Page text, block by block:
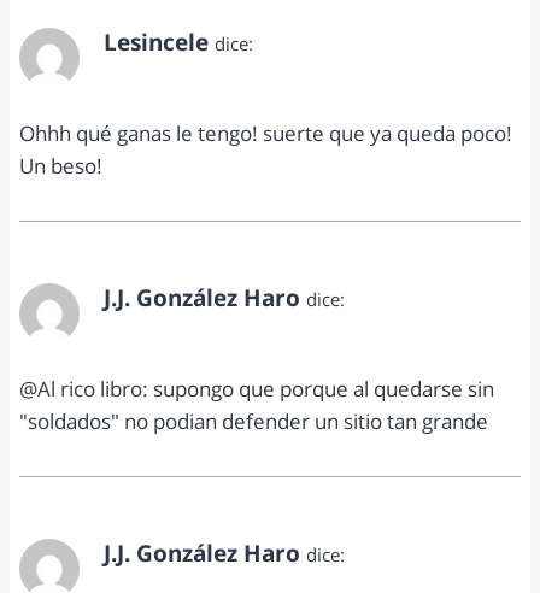
Lesincele dice:
Ohhh qué ganas le tengo! suerte que ya queda poco!
Un beso!
J.J. González Haro dice:
@Al rico libro: supongo que porque al quedarse sin
"soldados" no podian defender un sitio tan grande
J.J. González Haro dice: